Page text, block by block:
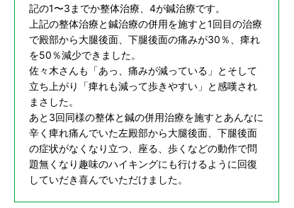
記の1〜3までか整体治療、4が鍼治療です。
上記の整体治療と鍼治療の併用を施すと1回目の治療
で殿部から大腿後面、下腿後面の痛みが30％、痺れ
を50％減少できました。
佐々木さんも「あっ、痛みが減っている」とそして
立ち上がり「痺れも減って歩きやすい」と感嘆され
まさした。
あと3回同様の整体と鍼の併用治療を施すとあんなに
辛く痺れ痛んでいた左殿部から大腿後面、下腿後面
の症状がなくなり立つ、座る、歩くなどの動作で問
題無くなり趣味のハイキングにも行けるように回復
していだき喜んでいただけました。